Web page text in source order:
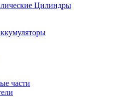
Цилиндры
части